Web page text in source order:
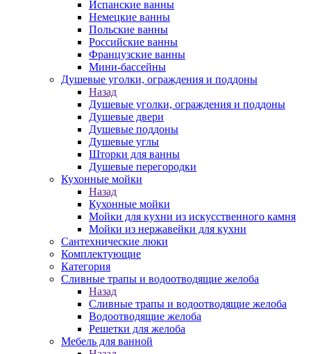
Испанские ванны
Немецкие ванны
Польские ванны
Российские ванны
Французские ванны
Мини-бассейны
Душевые уголки, ограждения и поддоны
Назад
Душевые уголки, ограждения и поддоны
Душевые двери
Душевые поддоны
Душевые углы
Шторки для ванны
Душевые перегородки
Кухонные мойки
Назад
Кухонные мойки
Мойки для кухни из искусственного камня
Мойки из нержавейки для кухни
Сантехнические люки
Комплектующие
Категория
Cливные трапы и водоотводящие желоба
Назад
Cливные трапы и водоотводящие желоба
Водоотводящие желоба
Решетки для желоба
Мебель для ванной